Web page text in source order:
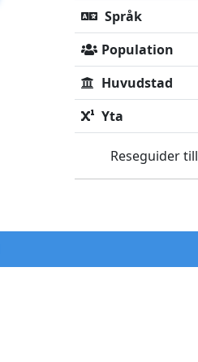
Språk
Population
Huvudstad
Yta
Reseguider till